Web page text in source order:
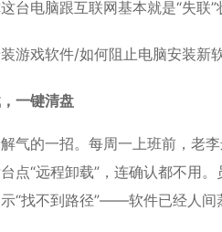
台电脑跟互联网基本就是“失联”
一键清盘
气的一招。每周一上班前，老
点“远程卸载”，连确认都不用
“找不到路径”——软件已经人间